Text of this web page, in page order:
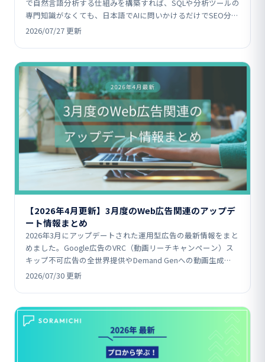
で自然言語分析する仕組みを構築すれば、SQLや分析ツールの
専門知識がなくても、日本語でAIに問いかけるだけでSEO分
析・リライト判断がで…
2026/07/27 更新
【2026年4月更新】3月度のWeb広告関連のアップデ
ート情報まとめ
2026年3月にアップデートされた運用型広告の最新情報をまと
めました。Google広告のVRC（動画リーチキャンペーン）ス
キップ不可広告の全世界提供やDemand Genへの動画生成
AI「Veo」統合、Microsoft…
2026/07/30 更新